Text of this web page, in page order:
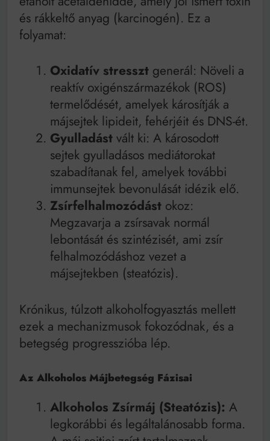
és rákkeltő anyag (karcinogén). Ez a
folyamat:
Oxidatív stressztgenerál: Növeli a
reaktív oxigénszármazékok (ROS)
termelődését, amelyek károsítják a
májsejtek lipideit, fehérjéit és DNS-ét.
Gyulladástvált ki: A károsodott
sejtek gyulladásos mediátorokat
szabadítanak fel, amelyek további
immunsejtek bevonulását idézik elő.
Zsírfelhalmozódástokoz:
Megzavarja a zsírsavak normál
lebontását és szintézisét, ami zsír
felhalmozódáshoz vezet a
májsejtekben (steatózis).
Krónikus, túlzott alkoholfogyasztás mellett
ezek a mechanizmusok fokozódnak, és a
betegség progresszióba lép.
Az Alkoholos Májbetegség Fázisai
Alkoholos Zsírmáj (Steatózis): A
legkorábbi és legáltalánosabb forma.